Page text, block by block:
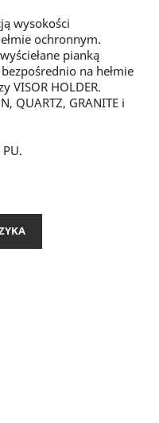
wysokości
ochronnym.
pianką
na hełmie
VISOR HOLDER.
QUARTZ, GRANITE i